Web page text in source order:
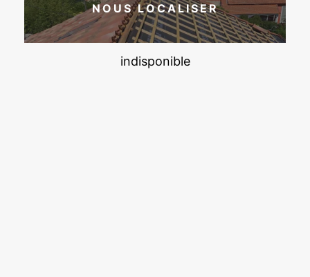
NOUS LOCALISER
indisponible